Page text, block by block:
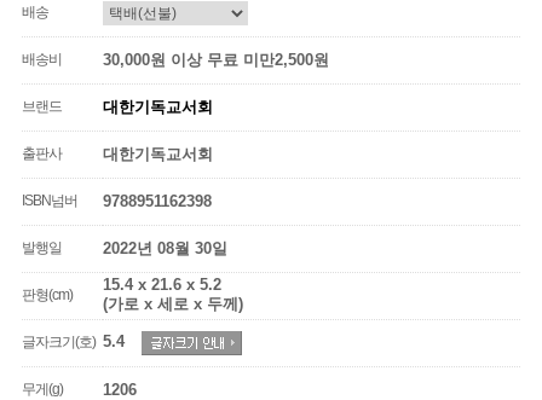
배송
배송비 30,000원 이상 무료 미만2,500원
브랜드 대한기독교서회
출판사 대한기독교서회
ISBN넘버 9788951162398
발행일 2022년 08월 30일
판형(cm)
15.4 x 21.6 x 5.2
(가로 x 세로 x 두께)
글자크기(호) 5.4
무게(g) 1206